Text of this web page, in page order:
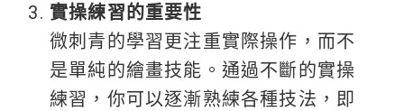
實操練習的重要性
微刺青的學習更注重實際操作，而不
是單純的繪畫技能。通過不斷的實操
練習，你可以逐漸熟練各種技法，即